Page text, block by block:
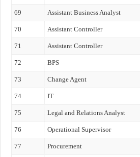
69 Assistant Business Analyst
70 Assistant Controller
71 Assistant Controller
72 BPS
73 Change Agent
74 IT
75 Legal and Relations Analyst
76 Operational Supervisor
77 Procurement